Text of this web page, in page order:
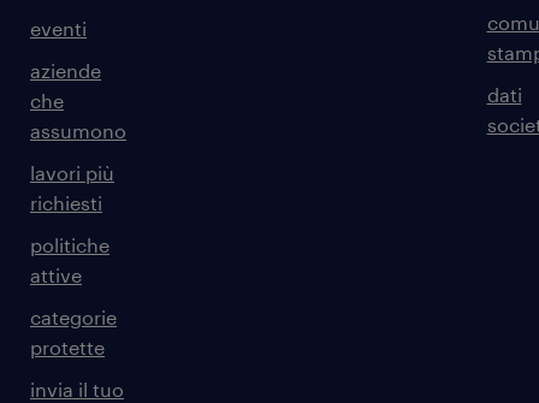
eventi
aziende
che
assumono
lavori più
richiesti
politiche
attive
categorie
protette
invia il tuo
dati